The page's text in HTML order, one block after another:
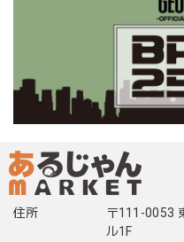
住所
〒111-0053
ル1F